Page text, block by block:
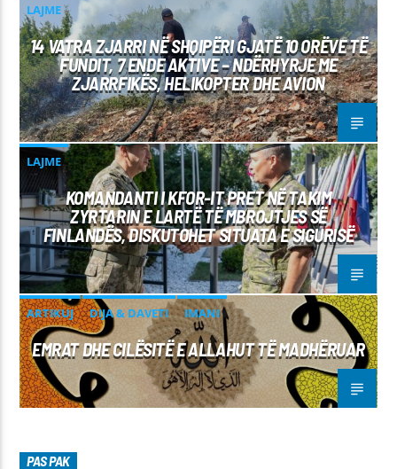
LAJME
14 VATRA ZJARRI NË SHQIPËRI GJATË 10 ORËVE TË
FUNDIT, 7 ENDE AKTIVE – NDËRHYRJE ME
ZJARRFIKËS, HELIKOPTER DHE AVION
LAJME
KOMANDANTI I KFOR-IT PRET NË TAKIM
ZYRTARIN E LARTË TË MBROJTJES SË
FINLANDËS, DISKUTOHET SITUATA E SIGURISË
ARTIKUJ DIJA & DAVETI IMANI
EMRAT DHE CILËSITË E ALLAHUT TË MADHËRUAR
PAS PAK